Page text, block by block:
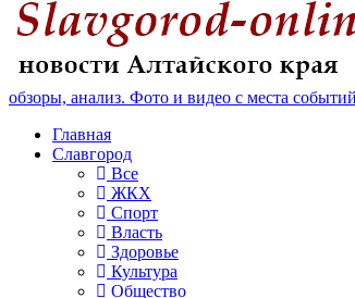
обзоры, анализ. Фото и видео с места
Главная
Славгород
Все
ЖКХ
Спорт
Власть
Здоровье
Культура
Общество